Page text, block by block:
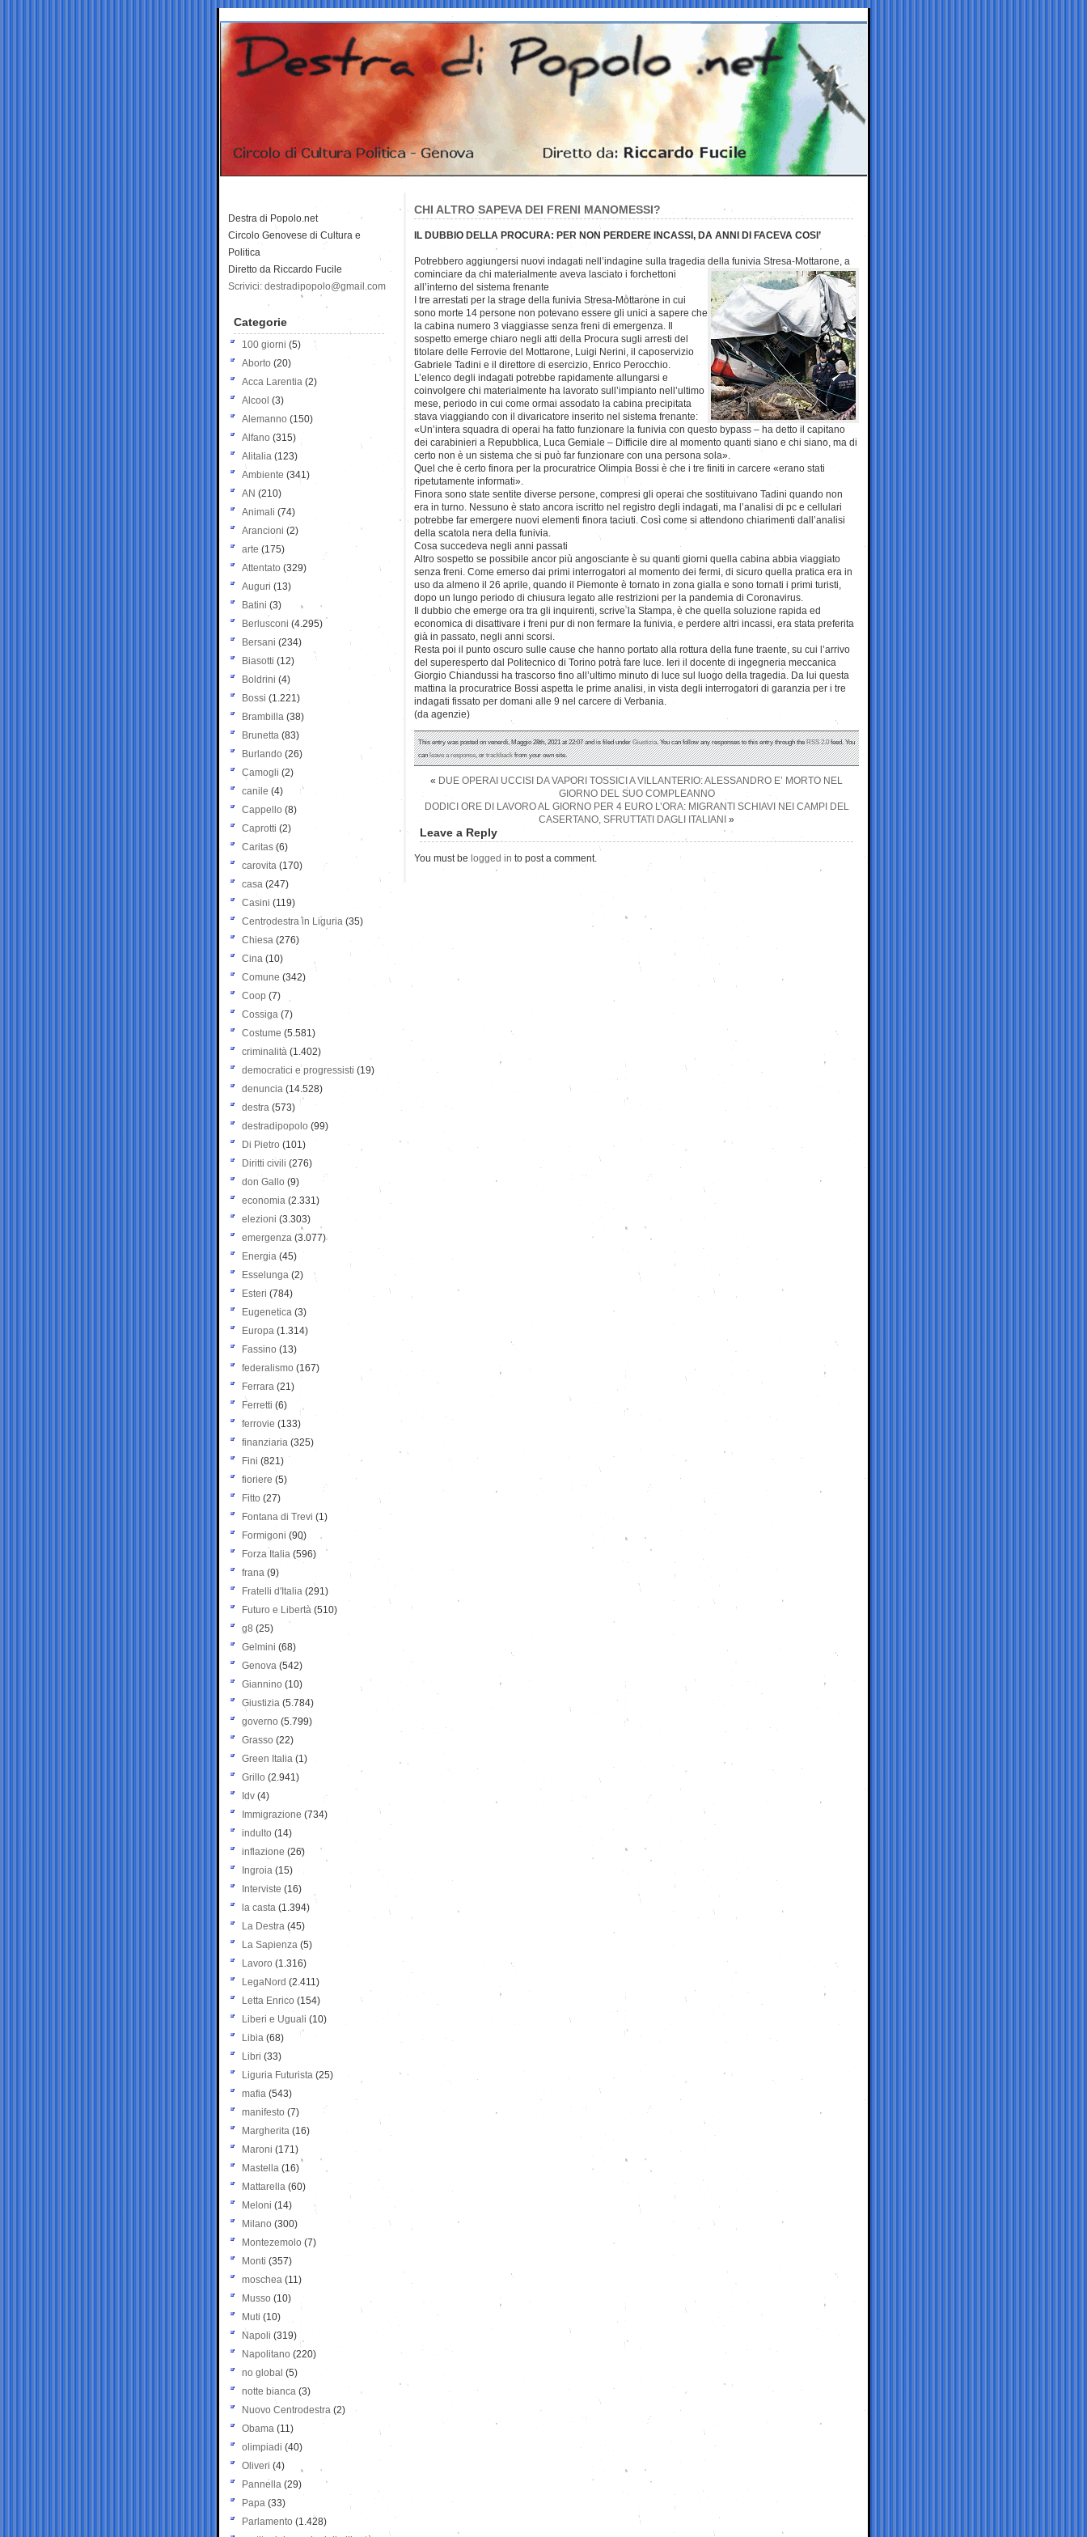
CHI ALTRO SAPEVA DEI FRENI MANOMESSI?
IL DUBBIO DELLA PROCURA: PER NON PERDERE INCASSI, DA ANNI DI FACEVA COSI’
Potrebbero aggiungersi nuovi indagati nell’indagine sulla tragedia della funivia Stresa-Mottarone, a
cominciare da chi materialmente aveva lasciato i forchettoni
all’interno del sistema frenante
I tre arrestati per la strage della funivia Stresa-Mottarone in cui
sono morte 14 persone non potevano essere gli unici a sapere che
la cabina numero 3 viaggiasse senza freni di emergenza. Il
sospetto emerge chiaro negli atti della Procura sugli arresti del
titolare delle Ferrovie del Mottarone, Luigi Nerini, il caposervizio
Gabriele Tadini e il direttore di esercizio, Enrico Perocchio.
L’elenco degli indagati potrebbe rapidamente allungarsi e
coinvolgere chi materialmente ha lavorato sull’impianto nell’ultimo
mese, periodo in cui come ormai assodato la cabina precipitata
stava viaggiando con il divaricatore inserito nel sistema frenante:
«Un’intera squadra di operai ha fatto funzionare la funivia con questo bypass – ha detto il capitano
dei carabinieri a Repubblica, Luca Gemiale – Difficile dire al momento quanti siano e chi siano, ma di
certo non è un sistema che si può far funzionare con una persona sola».
Quel che è certo finora per la procuratrice Olimpia Bossi è che i tre finiti in carcere «erano stati
ripetutamente informati».
Finora sono state sentite diverse persone, compresi gli operai che sostituivano Tadini quando non
era in turno. Nessuno è stato ancora iscritto nel registro degli indagati, ma l’analisi di pc e cellulari
potrebbe far emergere nuovi elementi finora taciuti. Così come si attendono chiarimenti dall’analisi
della scatola nera della funivia.
Cosa succedeva negli anni passati
Altro sospetto se possibile ancor più angosciante è su quanti giorni quella cabina abbia viaggiato
senza freni. Come emerso dai primi interrogatori al momento dei fermi, di sicuro quella pratica era in
uso da almeno il 26 aprile, quando il Piemonte è tornato in zona gialla e sono tornati i primi turisti,
dopo un lungo periodo di chiusura legato alle restrizioni per la pandemia di Coronavirus.
Il dubbio che emerge ora tra gli inquirenti, scrive la Stampa, è che quella soluzione rapida ed
economica di disattivare i freni pur di non fermare la funivia, e perdere altri incassi, era stata preferita
già in passato, negli anni scorsi.
Resta poi il punto oscuro sulle cause che hanno portato alla rottura della fune traente, su cui l’arrivo
del superesperto dal Politecnico di Torino potrà fare luce. Ieri il docente di ingegneria meccanica
Giorgio Chiandussi ha trascorso fino all’ultimo minuto di luce sul luogo della tragedia. Da lui questa
mattina la procuratrice Bossi aspetta le prime analisi, in vista degli interrogatori di garanzia per i tre
indagati fissato per domani alle 9 nel carcere di Verbania.
(da agenzie)
This entry was posted on venerdì, Maggio 28th, 2021 at 22:07 and is filed underGiustizia. You can follow any responses to this entry through theRSS 2.0feed. You
canleave a response, ortrackbackfrom your own site.
« DUE OPERAI UCCISI DA VAPORI TOSSICI A VILLANTERIO: ALESSANDRO E’ MORTO NEL
GIORNO DEL SUO COMPLEANNO
DODICI ORE DI LAVORO AL GIORNO PER 4 EURO L’ORA: MIGRANTI SCHIAVI NEI CAMPI DEL
CASERTANO, SFRUTTATI DAGLI ITALIANI »
Leave a Reply
You must be logged in to post a comment.
Destra di Popolo.net
Circolo Genovese di Cultura e
Politica
Diretto da Riccardo Fucile
Scrivici: destradipopolo@gmail.com
Categorie
100 giorni (5)
Aborto (20)
Acca Larentia (2)
Alcool (3)
Alemanno (150)
Alfano (315)
Alitalia (123)
Ambiente (341)
AN (210)
Animali (74)
Arancioni (2)
arte (175)
Attentato (329)
Auguri (13)
Batini (3)
Berlusconi (4.295)
Bersani (234)
Biasotti (12)
Boldrini (4)
Bossi (1.221)
Brambilla (38)
Brunetta (83)
Burlando (26)
Camogli (2)
canile (4)
Cappello (8)
Caprotti (2)
Caritas (6)
carovita (170)
casa (247)
Casini (119)
Centrodestra in Liguria (35)
Chiesa (276)
Cina (10)
Comune (342)
Coop (7)
Cossiga (7)
Costume (5.581)
criminalità (1.402)
democratici e progressisti (19)
denuncia (14.528)
destra (573)
destradipopolo (99)
Di Pietro (101)
Diritti civili (276)
don Gallo (9)
economia (2.331)
elezioni (3.303)
emergenza (3.077)
Energia (45)
Esselunga (2)
Esteri (784)
Eugenetica (3)
Europa (1.314)
Fassino (13)
federalismo (167)
Ferrara (21)
Ferretti (6)
ferrovie (133)
finanziaria (325)
Fini (821)
fioriere (5)
Fitto (27)
Fontana di Trevi (1)
Formigoni (90)
Forza Italia (596)
frana (9)
Fratelli d'Italia (291)
Futuro e Libertà (510)
g8 (25)
Gelmini (68)
Genova (542)
Giannino (10)
Giustizia (5.784)
governo (5.799)
Grasso (22)
Green Italia (1)
Grillo (2.941)
Idv (4)
Immigrazione (734)
indulto (14)
inflazione (26)
Ingroia (15)
Interviste (16)
la casta (1.394)
La Destra (45)
La Sapienza (5)
Lavoro (1.316)
LegaNord (2.411)
Letta Enrico (154)
Liberi e Uguali (10)
Libia (68)
Libri (33)
Liguria Futurista (25)
mafia (543)
manifesto (7)
Margherita (16)
Maroni (171)
Mastella (16)
Mattarella (60)
Meloni (14)
Milano (300)
Montezemolo (7)
Monti (357)
moschea (11)
Musso (10)
Muti (10)
Napoli (319)
Napolitano (220)
no global (5)
notte bianca (3)
Nuovo Centrodestra (2)
Obama (11)
olimpiadi (40)
Oliveri (4)
Pannella (29)
Papa (33)
Parlamento (1.428)